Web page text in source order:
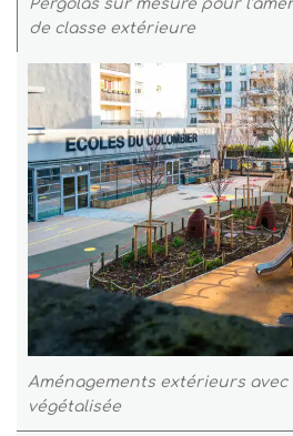
Pergolas sur mesure pour
de classe extérieure
Aménagements extérieurs
végétalisée